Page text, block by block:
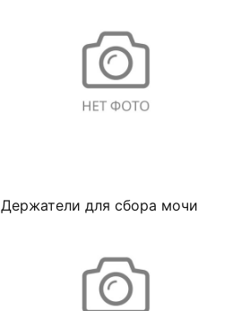
Держатели для сбора мочи